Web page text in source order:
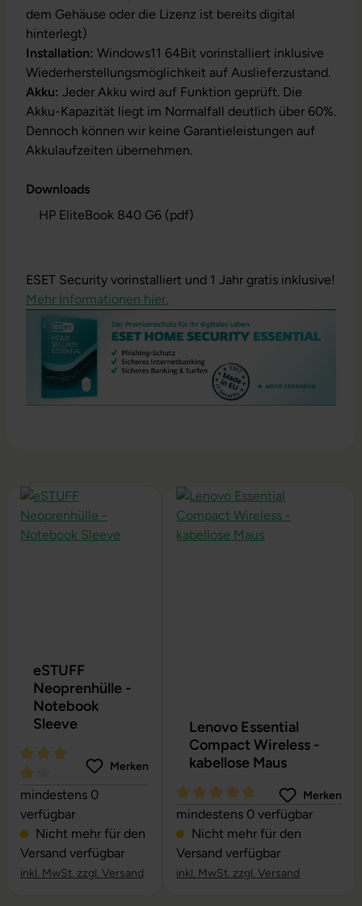
dem Gehäuse oder die Lizenz ist bereits digital
hinterlegt)
Installation: Windows11 64Bit vorinstalliert inklusive
Wiederherstellungsmöglichkeit auf Auslieferzustand.
Akku: Jeder Akku wird auf Funktion geprüft. Die
Akku-Kapazität liegt im Normalfall deutlich über 60%.
Dennoch können wir keine Garantieleistungen auf
Akkulaufzeiten übernehmen.
Downloads
HP EliteBook 840 G6 (pdf)
ESET Security vorinstalliert und 1 Jahr gratis inklusive!
Mehr Informationen hier.
Produktgalerie überspringen
eSTUFF
Neoprenhülle -
Notebook
Sleeve
Durchschnittliche Bewertung von 4.24 von 5 Sternen
Merken
mindestens 0
verfügbar
Nicht mehr für den
Versand verfügbar
inkl. MwSt. zzgl. Versand
Lenovo Essential
Compact Wireless -
kabellose Maus
Durchschnittliche Bewertung
Merken
mindestens 0 verfügbar
Nicht mehr für den
Versand verfügbar
inkl. MwSt. zzgl. Versand